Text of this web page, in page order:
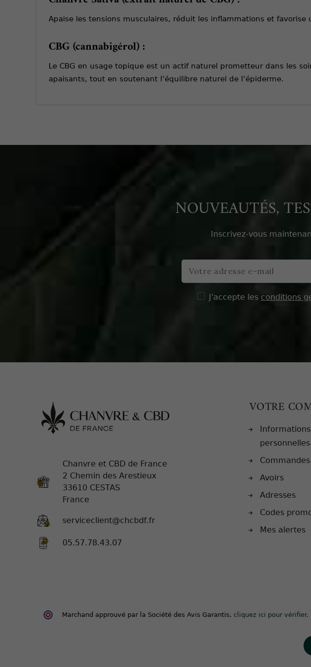
Apaise les tensions musculaires, réduit les inflammations et favorise
CBG (cannabigérol) :
Le CBG en usage topique est un actif naturel prometteur dans les
apaisants, tout en soutenant l’équilibre naturel de l’épiderme.
NOUVEAUTÉS,
Inscrivez-vous
J'accepte les conditions
Chanvre et CBD de France
2 Chemin des Arestieux
33610 CESTAS
France
serviceclient@chcbdf.fr
05.57.78.43.07
VOTRE
Informations
personnelles
Commandes
Avoirs
Adresses
Codes
Mes alertes
Marchand approuvé par la Société des Avis Garantis, cliquez ici pour vérifier.